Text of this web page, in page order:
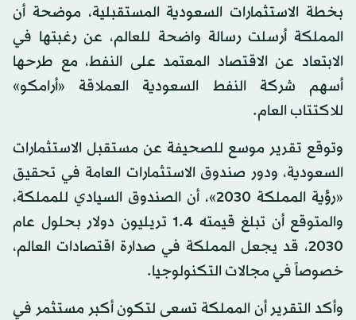
بخطة الاستثمارات السعودية المستقبلية، موضحة أن
المملكة أرسلت رسالة واضحة للعالم، عن رغبتها في
الابتعاد عن الاقتصاد المعتمد على النفط، مع طرحها
أسهم شركة النفط السعودية العملاقة «أرامكو»
للاكتتاب العام.
وتوقع تقرير موسع للصحيفة عن مستقبل الاستثمارات
السعودية، ودور صندوق الاستثمارات العامة في تحقيق
«رؤية المملكة 2030»، أن الصندوق السيادي للمملكة،
والمتوقع أن تبلغ قيمته 1.4 تريليون دولار بحلول عام
2030، قد يجعل المملكة في صدارة اقتصادات العالم،
خصوصاً في مجالات التكنولوجيا.
وأكد التقرير أن المملكة تسعى لتكون أكبر مستثمر في